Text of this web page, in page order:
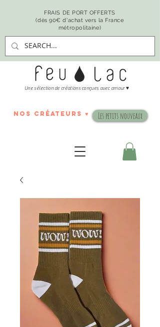
Une sélection de créations conçues avec amour♥
FRAIS DE PORT OFFERTS
(dès 90€ d'achat vers la France
métropolitaine)
nos créateurs ♥ Les petits nouveaux